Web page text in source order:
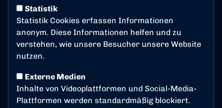
Statistik
Statistik Cookies erfassen Informationen
anonym. Diese Informationen helfen und zu
verstehen, wie unsere Besucher unsere Website
nutzen.
Externe Medien
Inhalte von Videoplattformen und Social-Media-
Plattformen werden standardmäßig blockiert.
Der Bonner SC und Maximilian Pommer haben den
gemeinsamen Vertrag verlängert. Damit geht
„Pommes“ in seine sechste Saison bei den
Rheinlöwen.
Als zentraler Mittelfeldspieler ist Pommer eine
wichtige Stütze im Team von Cheftrainer Björn
Mehnert und übernimmt innerhalb der Mannschaft
eine bedeutende Rolle.